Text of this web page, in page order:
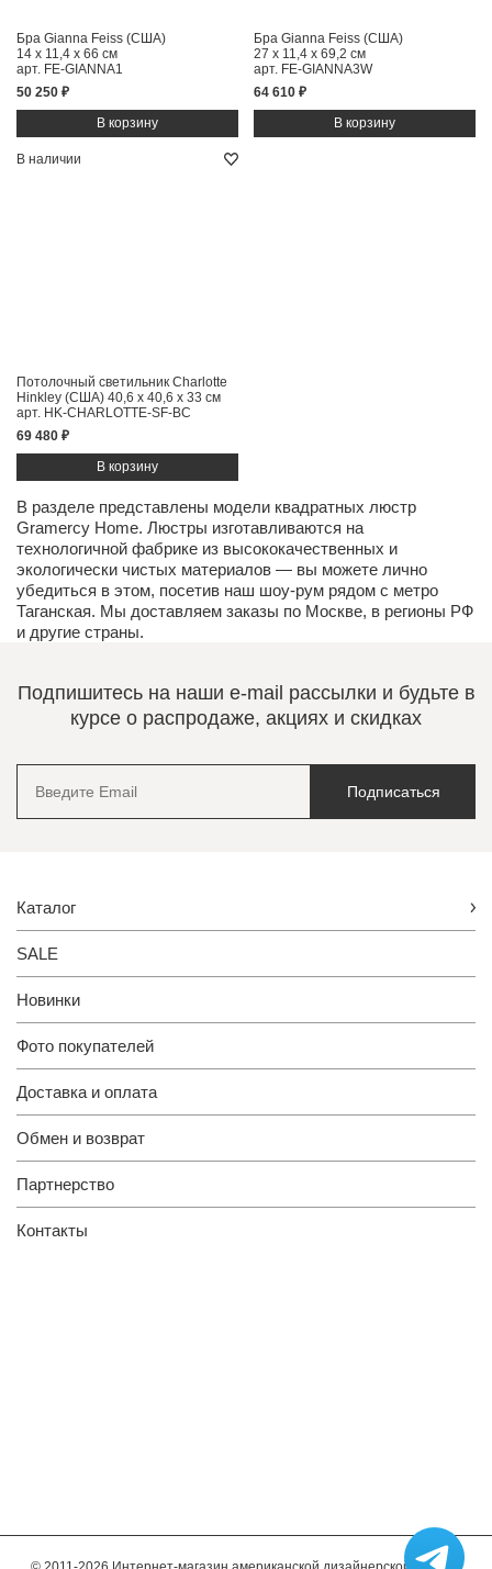
Бра Gianna Feiss (США)
14 x 11,4 x 66 см
арт. FE-GIANNA1
50 250 ₽
Бра Gianna Feiss (США)
27 x 11,4 x 69,2 см
арт. FE-GIANNA3W
64 610 ₽
В наличии
Потолочный светильник Charlotte
Hinkley (США) 40,6 x 40,6 x 33 см
арт. HK-CHARLOTTE-SF-BC
69 480 ₽
В разделе представлены модели квадратных люстр
Gramercy Home. Люстры изготавливаются на
технологичной фабрике из высококачественных и
экологически чистых материалов — вы можете лично
убедиться в этом, посетив наш шоу-рум рядом с метро
Таганская. Мы доставляем заказы по Москве, в регионы РФ
и другие страны.
Подпишитесь на наши e-mail рассылки и будьте в
курсе о распродаже, акциях и скидках
Подписаться
Каталог
SALE
Новинки
Фото покупателей
Доставка и оплата
Обмен и возврат
Партнерство
Контакты